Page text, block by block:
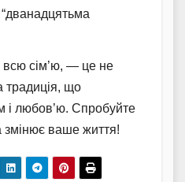
всю сім’ю, — це не
традиція, що
і любов’ю. Спробуйте
змінює ваше життя!